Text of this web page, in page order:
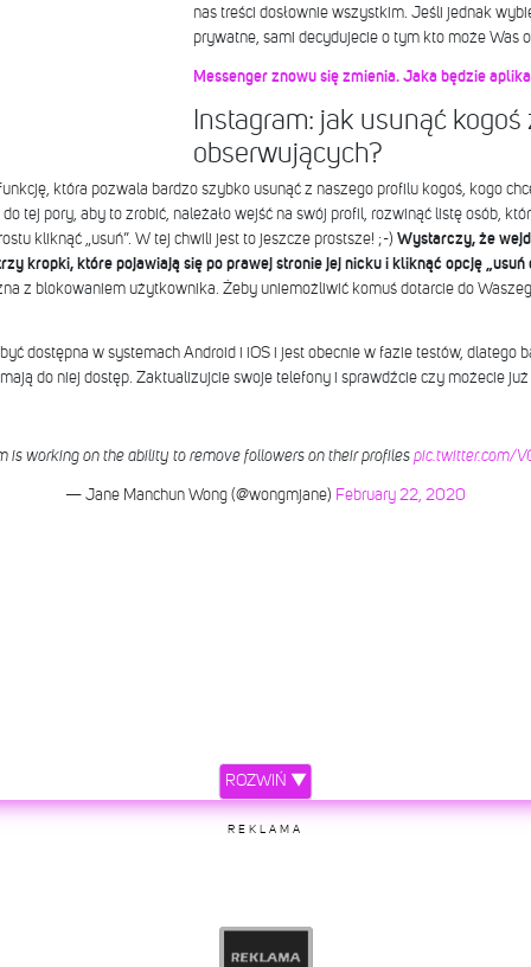
nas treści dosłownie wszystkim. Jeśli jednak
prywatne, sami decydujecie o tym kto może Was
Messenger znowu się zmienia. Jaka będzie
Instagram: jak usunąć kogoś
obserwujących?
która pozwala bardzo szybko usunąć z naszego profilu kogoś, kogo
tej pory, aby to zrobić, należało wejść na swój profil, rozwinąć listę osób,
kliknąć „usuń”. W tej chwili jest to jeszcze prostsze! ;-) Wystarczy, że
kropki, które pojawiają się po prawej stronie jej nicku i kliknąć opcję „usuń
z blokowaniem użytkownika. Żeby uniemożliwić komuś dotarcie do
dostępna w systemach Android i iOS i jest obecnie w fazie testów, dlatego
do niej dostęp. Zaktualizujcie swoje telefony i sprawdźcie czy możecie
is working on the ability to remove followers on their profiles pic.twitter.com/
— Jane Manchun Wong (@wongmjane) February 22, 2020
ROZWIŃ ▼
REKLAMA